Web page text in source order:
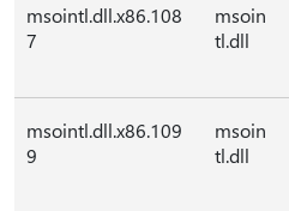
msointl.dll.x86.108
7
msoin
tl.dll
msointl.dll.x86.109
9
msoin
tl.dll